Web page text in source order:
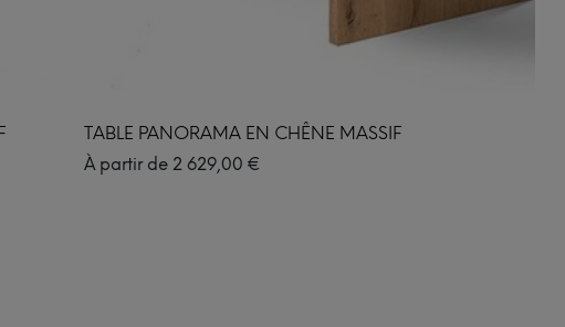
TABLE PANORAMA EN CHÊNE MASSIF
À partir de 2 629,00 €